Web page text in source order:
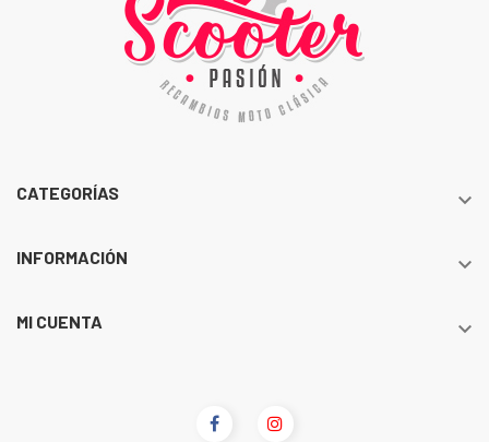
CATEGORÍAS 
INFORMACIÓN 
MI CUENTA 